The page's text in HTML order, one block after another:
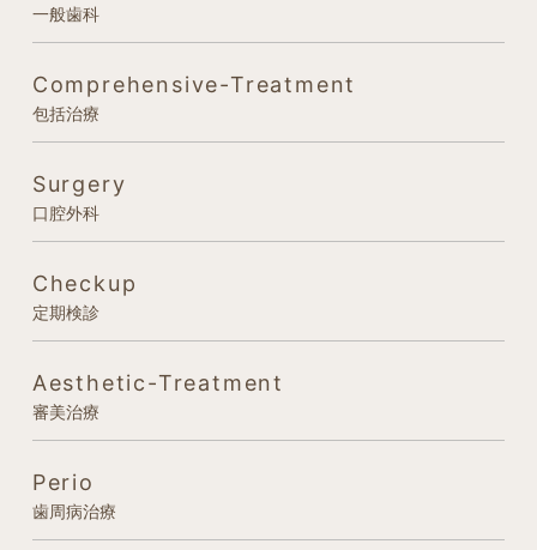
一般歯科
Comprehensive-Treatment
包括治療
Surgery
口腔外科
Checkup
定期検診
Aesthetic-Treatment
審美治療
Perio
歯周病治療